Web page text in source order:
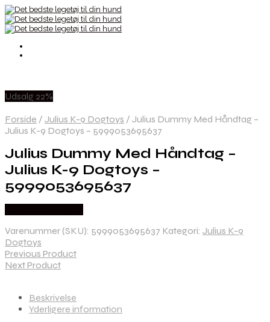
Udsalg 22%
Forside / Julius K-9 Dogtoys / Julius Dummy Med Håndtag –
Julius K-9 Dogtoys – 5999053695637
Julius Dummy Med Håndtag –
Julius K-9 Dogtoys –
5999053695637
Varenummer (SKU): 5999053695637 Kategori: Julius K-9
Dogtoys
Previous Product
Next Product
Beskrivelse
Yderligere information